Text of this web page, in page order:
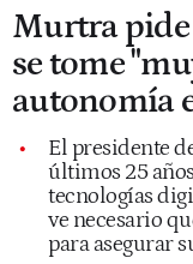
Murtra pide
se tome
autonomía
El presidente
últimos 25
tecnologías
ve necesario
para asegurar